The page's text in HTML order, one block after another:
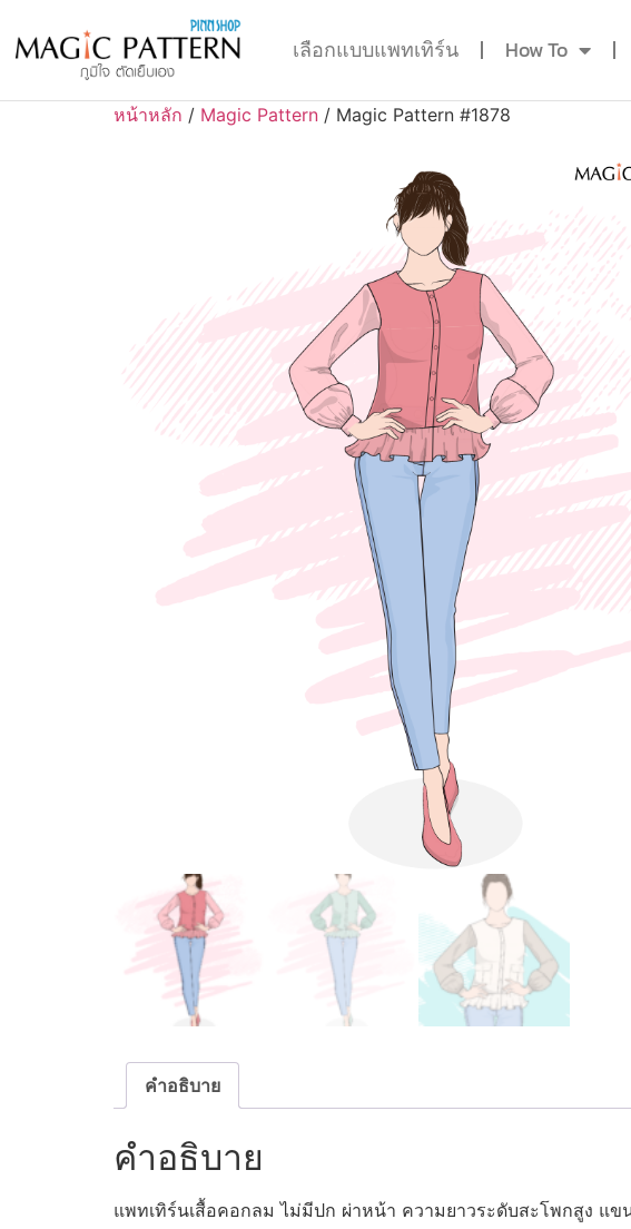
เลือกแบบแพทเทิร์น How To
หน้าหลัก / Magic Pattern / Magic Pattern #1878
คำอธิบาย
คำอธิบาย
แพทเทิร์นเสื้อคอกลม ไม่มีปก ผ่าหน้า ความยาวระดับสะโพกสูง แข